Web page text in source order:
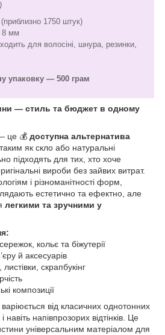
1750 штук)
8 мм
для волосіні, шнура, резинки,
упаковку — 500 грам
— стиль та бюджет в одному
це 💰 доступна альтернатива
як скло або натуральні
підходять для тих, хто хоче
вироби без зайвих витрат.
і різноманітності форм,
естетично та ефектно, але
легкими та зручними у
кольє та біжутерії
й аксесуарів
скрапбукінг
композиції
варіюється від класичних однотонних
напівпрозорих відтінків. Це
універсальним матеріалом для